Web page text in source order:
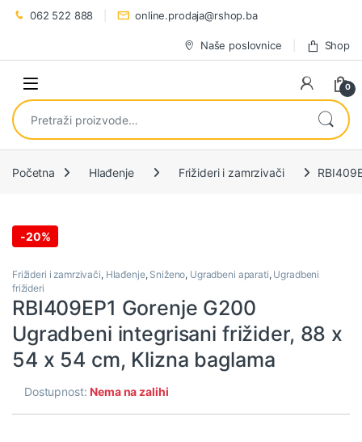
Preskoči na navigaciju
Preskoči na sadržaj
062 522 888 online.prodaja@rshop.ba
Naše poslovnice Shop
0
Pretraži:
Početna Hlađenje Frižideri i zamrzivači
-20%
Frižideri i zamrzivači, Hlađenje, Sniženo, Ugradbeni aparati, Ugradbeni
frižideri
RBI409EP1 Gorenje G200
Ugradbeni integrisani frižider, 88 x
54 x 54 cm, Klizna baglama
Dostupnost:Nema na zalihi